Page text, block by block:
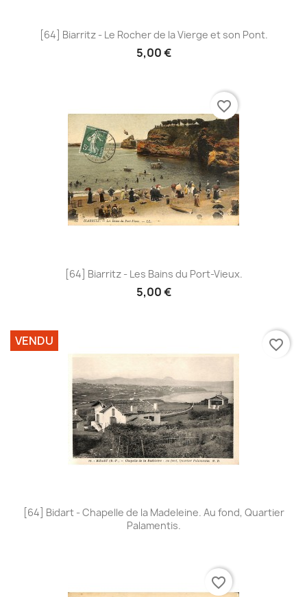
[64] Biarritz - Le Rocher de la Vierge et son Pont.
5,00 €
[64] Biarritz - Les Bains du Port-Vieux.
5,00 €
favorite_border
[64] Bidart - Chapelle de la Madeleine. Au fond, Quartier
Palamentis.
VENDU favorite_border
favorite_border